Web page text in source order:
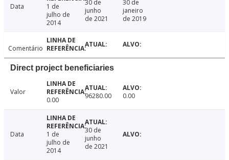
Data
1 de
julho de
2014
30 de
junho
de 2021
30 de
janeiro
de 2019
Comentário
Direct project beneficiaries
Valor
0.00
96280.00 0.00
Data
1 de
julho de
2014
30 de
junho
de 2021